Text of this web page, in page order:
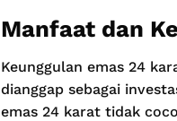
Manfaat dan
Keunggulan emas 24
dianggap sebagai
emas 24 karat tidak